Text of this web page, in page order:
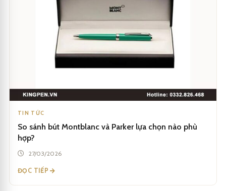
TIN TỨC
So sánh bút Montblanc và Parker lựa chọn nào phù
hợp?
27/03/2026
ĐỌC TIẾP